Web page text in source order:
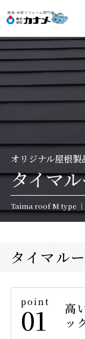
オリジナル屋根製
タイマ
Taima roof M type ｜
タイマル
01 高
ッ